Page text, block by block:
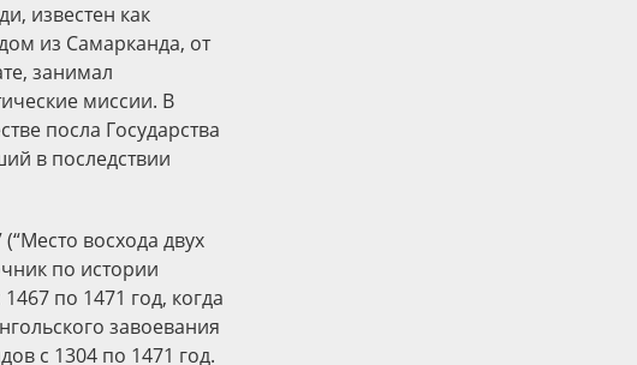
известен как
из Самарканда, от
занимал
миссии. В
посла Государства
в последствии
восхода двух
по истории
по 1471 год, когда
завоевания
с 1304 по 1471 год.